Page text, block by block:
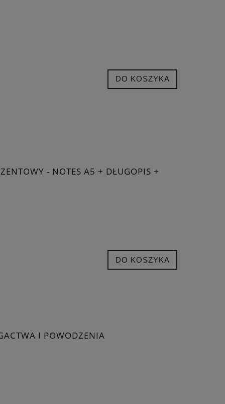
DO KOSZYKA
- NOTES A5 + DŁUGOPIS +
DO KOSZYKA
I POWODZENIA